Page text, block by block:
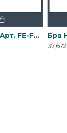
Бра Feiss, Арт. FE-FUSION2